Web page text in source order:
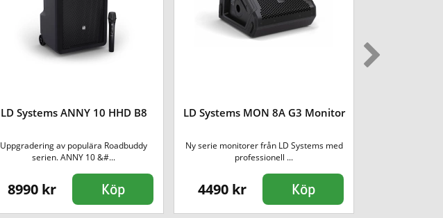
LD Systems ANNY 10 HHD B8
Uppgradering av populära Roadbuddy
serien. ANNY 10 &#...
8990 kr Köp
LD Systems MON 8A G3 Monitor
Ny serie monitorer från LD Systems med
professionell ...
4490 kr Köp